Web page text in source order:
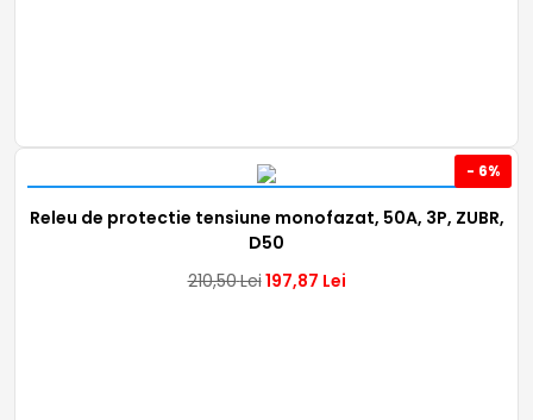
- 6%
Releu de protectie tensiune monofazat, 50A, 3P, ZUBR,
D50
210,50Lei197,87 Lei